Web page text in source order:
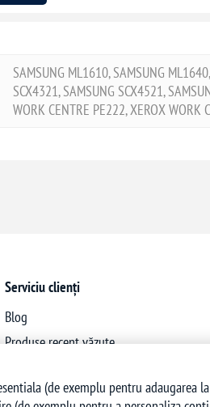
SAMSUNG ML1610, SAMSUNG
SCX4321, SAMSUNG SCX4521,
WORK CENTRE PE222, XEROX WORK
Serviciu clienți
Blog
Produse recent văzute
(de exemplu pentru adaugarea